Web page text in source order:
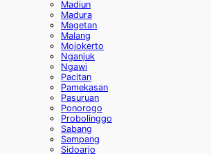
Madiun
Madura
Magetan
Malang
Mojokerto
Nganjuk
Ngawi
Pacitan
Pamekasan
Pasuruan
Ponorogo
Probolinggo
Sabang
Sampang
Sidoarjo